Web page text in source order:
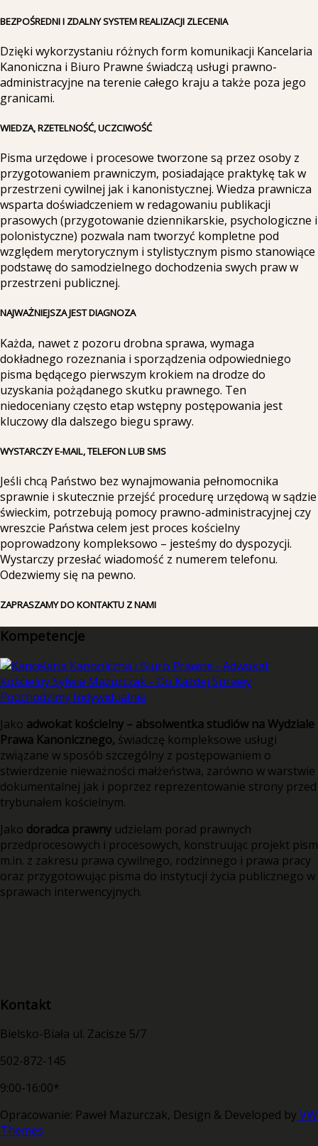
BEZPOŚREDNI I ZDALNY SYSTEM REALIZACJI ZLECENIA
Dzięki wykorzystaniu różnych form komunikacji Kancelaria
Kanoniczna i Biuro Prawne świadczą usługi prawno-
administracyjne na terenie całego kraju a także poza jego
granicami.
WIEDZA, RZETELNOŚĆ, UCZCIWOŚĆ
Pisma urzędowe i procesowe tworzone są przez osoby z
przygotowaniem prawniczym, posiadające praktykę tak w
przestrzeni cywilnej jak i kanonistycznej. Wiedza prawnicza
wsparta doświadczeniem w redagowaniu publikacji
prasowych (przygotowanie dziennikarskie, psychologiczne i
polonistyczne) pozwala nam tworzyć kompletne pod
względem merytorycznym i stylistycznym pismo stanowiące
podstawę do samodzielnego dochodzenia swych praw w
przestrzeni publicznej.
NAJWAŻNIEJSZA JEST DIAGNOZA
Każda, nawet z pozoru drobna sprawa, wymaga
dokładnego rozeznania i sporządzenia odpowiedniego
pisma będącego pierwszym krokiem na drodze do
uzyskania pożądanego skutku prawnego. Ten
niedoceniany często etap wstępny postępowania jest
kluczowy dla dalszego biegu sprawy.
WYSTARCZY E-MAIL, TELEFON LUB SMS
Jeśli chcą Państwo bez wynajmowania pełnomocnika
sprawnie i skutecznie przejść procedurę urzędową w sądzie
świeckim, potrzebują pomocy prawno-administracyjnej czy
wreszcie Państwa celem jest proces kościelny
poprowadzony kompleksowo – jesteśmy do dyspozycji.
Wystarczy przesłać wiadomość z numerem telefonu.
Odezwiemy się na pewno.
ZAPRASZAMY DO KONTAKTU Z NAMI
Kompetencje
Jako adwokat kościelny – absolwentka studiów na Wydziale
Prawa Kanonicznego, świadczę kompleksowe usługi
związane w sposób szczególny z postępowaniem o
stwierdzenie nieważności małżeństwa, zarówno w warstwie
dokumentalnej jak i poprzez reprezentowanie strony przed
trybunałem kościelnym.
Jako doradca prawny udzielam porad prawnych
przedprocesowych i procesowych, konstruując projekt pism
m.in. z zakresu prawa cywilnego, rodzinnego i prawa pracy
oraz przygotowując pisma do instytucji życia publicznego w
sprawach interwencyjnych.
Kontakt
Bielsko-Biała ul. Zacisze 5/7
502-872-145
9:00-16:00*
Opracowanie: Paweł Mazurczak, Design & Developed byVW
Themes